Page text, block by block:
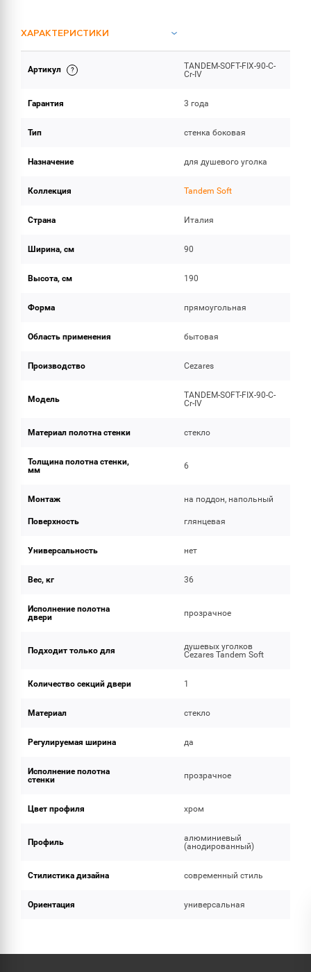
ХАРАКТЕРИСТИКИ
ОБЪЕМ ПОСТАВКИ
Артикул
TANDEM-SOFT-FIX-90-C-
Cr-IV
Гарантия 3 года
Тип стенка боковая
Назначение для душевого уголка
Коллекция Tandem Soft
Страна Италия
Ширина, см 90
Высота, см 190
Форма прямоугольная
Область применения бытовая
Производство Cezares
Модель
TANDEM-SOFT-FIX-90-C-
Cr-IV
Материал полотна стенки стекло
Толщина полотна стенки,
мм
6
Монтаж на поддон, напольный
Поверхность глянцевая
Универсальность нет
Вес, кг 36
Исполнение полотна
двери
прозрачное
Подходит только для
душевых уголков
Cezares Tandem Soft
Количество секций двери 1
Материал стекло
Регулируемая ширина да
Исполнение полотна
стенки
прозрачное
Цвет профиля хром
Профиль
алюминиевый
(анодированный)
Стилистика дизайна современный стиль
Ориентация универсальная